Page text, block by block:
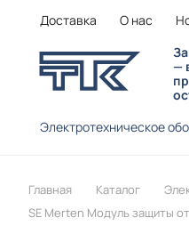
Доставка О нас
—
Электротехническое
Главная Каталог
SE Merten Модуль защиты